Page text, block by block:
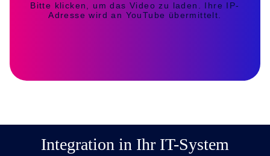
Bitte klicken, um das Video zu laden. Ihre IP-
Adresse wird an YouTube übermittelt.
Integration in Ihr IT-System